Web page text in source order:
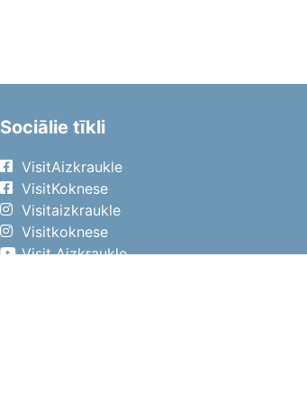
Sociālie tīkli
VisitAizkraukle
VisitKoknese
Visitaizkraukle
Visitkoknese
Visit Aizkraukle